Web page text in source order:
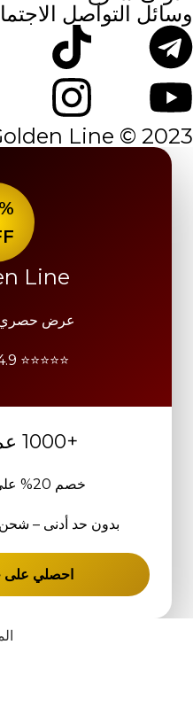
وسائل التواصل
2023 © Golden Line
Line ✨
عرض حصري
⭐⭐⭐⭐⭐ 4.9 تقييم العملاء
+1000 عميلة سعيدة
خصم 20% على جميع المنتجات
بدون حد أدنى –
احصلي على